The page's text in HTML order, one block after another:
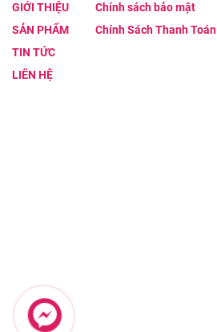
GIỚI THIỆU
Chính sách bảo mật
SẢN PHẨM
Chính Sách Thanh Toán
TIN TỨC
LIÊN HỆ